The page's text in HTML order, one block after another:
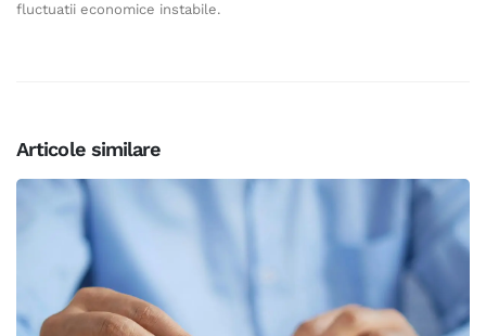
fluctuatii economice instabile.
Articole similare